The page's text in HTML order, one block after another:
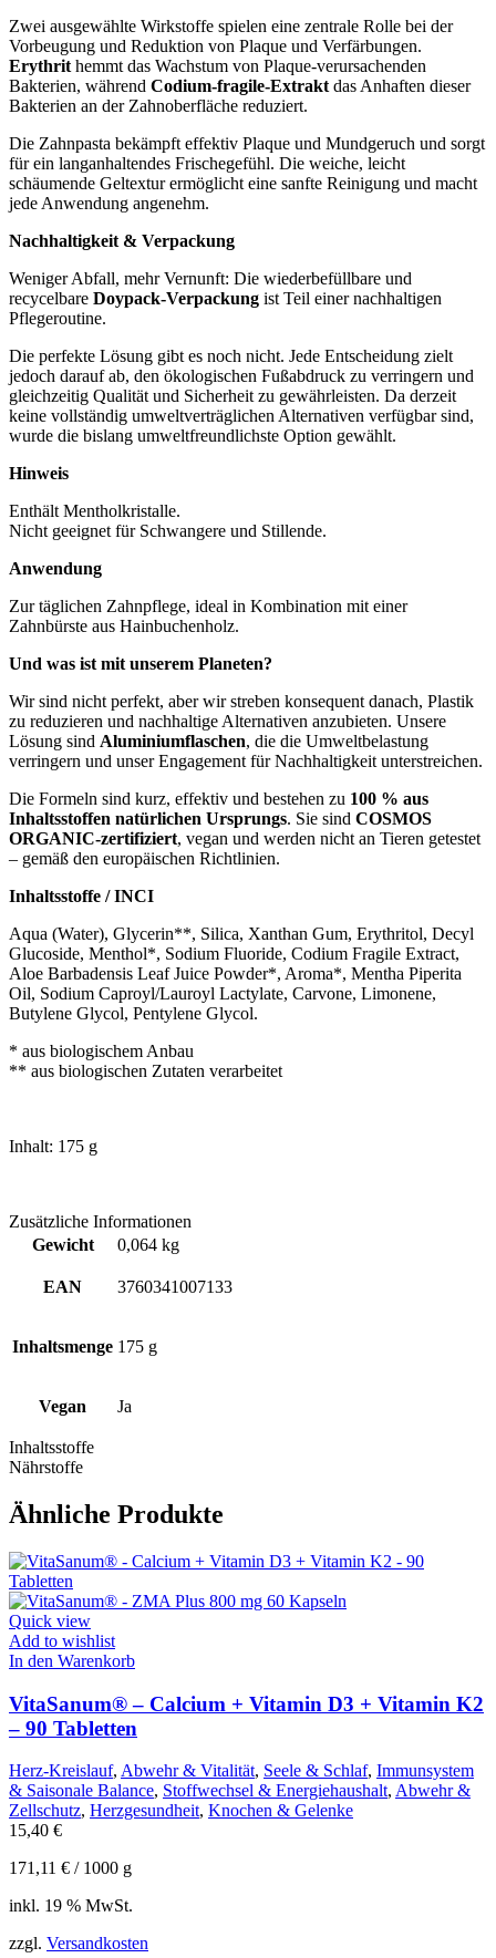
Zwei ausgewählte Wirkstoffe spielen eine zentrale Rolle bei der
Vorbeugung und Reduktion von Plaque und Verfärbungen.
Erythrit hemmt das Wachstum von Plaque-verursachenden
Bakterien, während Codium-fragile-Extrakt das Anhaften dieser
Bakterien an der Zahnoberfläche reduziert.
Die Zahnpasta bekämpft effektiv Plaque und Mundgeruch und sorgt
für ein langanhaltendes Frischegefühl. Die weiche, leicht
schäumende Geltextur ermöglicht eine sanfte Reinigung und macht
jede Anwendung angenehm.
Nachhaltigkeit & Verpackung
Weniger Abfall, mehr Vernunft: Die wiederbefüllbare und
recycelbare Doypack-Verpackung ist Teil einer nachhaltigen
Pflegeroutine.
Die perfekte Lösung gibt es noch nicht. Jede Entscheidung zielt
jedoch darauf ab, den ökologischen Fußabdruck zu verringern und
gleichzeitig Qualität und Sicherheit zu gewährleisten. Da derzeit
keine vollständig umweltverträglichen Alternativen verfügbar sind,
wurde die bislang umweltfreundlichste Option gewählt.
Hinweis
Enthält Mentholkristalle.
Nicht geeignet für Schwangere und Stillende.
Anwendung
Zur täglichen Zahnpflege, ideal in Kombination mit einer
Zahnbürste aus Hainbuchenholz.
Und was ist mit unserem Planeten?
Wir sind nicht perfekt, aber wir streben konsequent danach, Plastik
zu reduzieren und nachhaltige Alternativen anzubieten. Unsere
Lösung sind Aluminiumflaschen, die die Umweltbelastung
verringern und unser Engagement für Nachhaltigkeit unterstreichen.
Die Formeln sind kurz, effektiv und bestehen zu 100 % aus
Inhaltsstoffen natürlichen Ursprungs. Sie sind COSMOS
ORGANIC-zertifiziert, vegan und werden nicht an Tieren getestet
– gemäß den europäischen Richtlinien.
Inhaltsstoffe / INCI
Aqua (Water), Glycerin**, Silica, Xanthan Gum, Erythritol, Decyl
Glucoside, Menthol*, Sodium Fluoride, Codium Fragile Extract,
Aloe Barbadensis Leaf Juice Powder*, Aroma*, Mentha Piperita
Oil, Sodium Caproyl/Lauroyl Lactylate, Carvone, Limonene,
Butylene Glycol, Pentylene Glycol.
* aus biologischem Anbau
** aus biologischen Zutaten verarbeitet
Inhalt: 175 g
Zusätzliche Informationen
Gewicht
0,064 kg
EAN 3760341007133
Inhaltsmenge 175 g
Vegan Ja
Inhaltsstoffe
Nährstoffe
Ähnliche Produkte
Quick view
Add to wishlist
In den Warenkorb
VitaSanum® – Calcium + Vitamin D3 + Vitamin K2
– 90 Tabletten
Herz-Kreislauf, Abwehr & Vitalität, Seele & Schlaf, Immunsystem
& Saisonale Balance, Stoffwechsel & Energiehaushalt, Abwehr &
Zellschutz, Herzgesundheit, Knochen & Gelenke
15,40 €
171,11 € / 1000 g
inkl. 19 % MwSt.
zzgl. Versandkosten